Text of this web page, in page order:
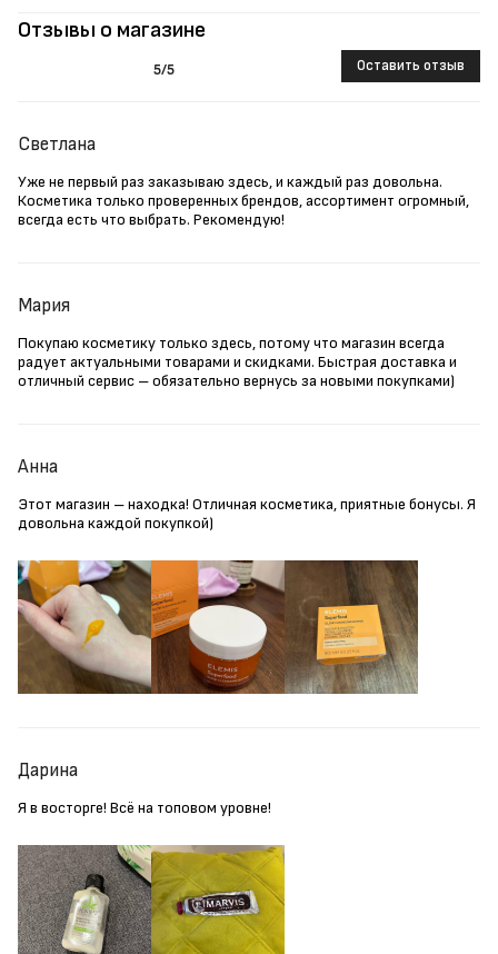
Отзывы о магазине
5/5 Оставить отзыв
Светлана
Уже не первый раз заказываю здесь, и каждый раз довольна.
Косметика только проверенных брендов, ассортимент огромный,
всегда есть что выбрать. Рекомендую!
Мария
Покупаю косметику только здесь, потому что магазин всегда
радует актуальными товарами и скидками. Быстрая доставка и
отличный сервис – обязательно вернусь за новыми покупками)
Анна
Этот магазин – находка! Отличная косметика, приятные бонусы. Я
довольна каждой покупкой)
Дарина
Я в восторге! Всё на топовом уровне!